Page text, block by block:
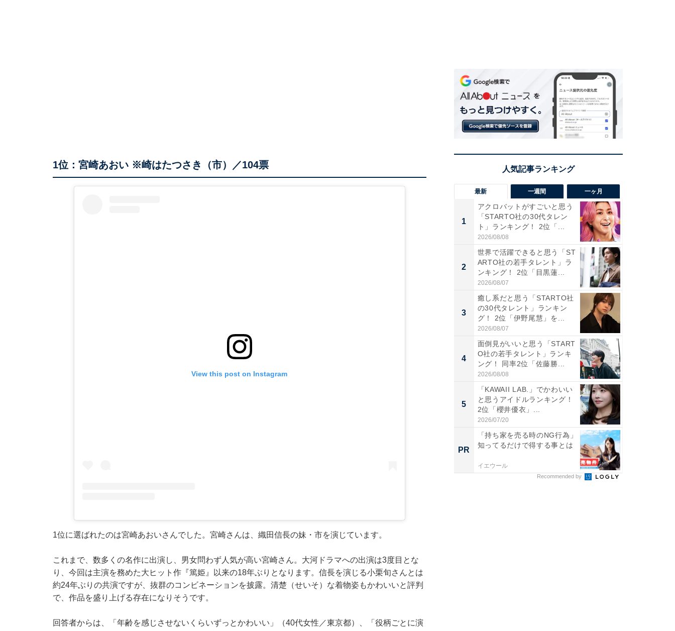
1位：宮崎あおい ※崎はたつさき（市）／104票
View this post on Instagram
1位に選ばれたのは宮崎あおいさんでした。宮崎さんは、織田信長の妹・市を演じています。
これまで、数多くの名作に出演し、男女問わず人気が高い宮崎さん。大河ドラマへの出演は3度目とな
り、今回は主演を務めた大ヒット作『篤姫』以来の18年ぶりとなります。信長を演じる小栗旬さんとは
約24年ぶりの共演ですが、抜群のコンビネーションを披露。清楚（せいそ）な着物姿もかわいいと評判
で、作品を盛り上げる存在になりそうです。
回答者からは、「年齢を感じさせないくらいずっとかわいい」（40代女性／東京都）、「役柄ごとに演
最新 一週間 一ヶ月
1
アクロバットがすごいと思う
「STARTO社の30代タレン
ト」ランキング！ 2位「...
2026/08/08
2
世界で活躍できると思う「ST
ARTO社の若手タレント」ラ
ンキング！ 2位「目黒蓮...
2026/08/07
3
癒し系だと思う「STARTO社
の30代タレント」ランキン
グ！ 2位「伊野尾慧」を...
2026/08/07
4
面倒見がいいと思う「START
O社の若手タレント」ランキ
ング！ 同率2位「佐藤勝...
2026/08/08
5
「KAWAII LAB.」でかわいい
と思うアイドルランキング！
2位「櫻井優衣」...
2026/07/20
PR
「持ち家を売る時のNG行為」
知ってるだけで得する事とは
イエウール
Recommended by